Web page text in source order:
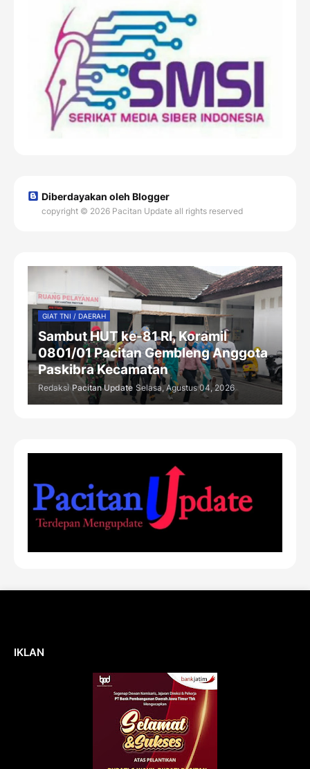
Diberdayakan oleh Blogger
copyright © 2026 Pacitan Update all rights reserved
GIAT TNI / DAERAH
Sambut HUT ke-81 RI, Koramil
0801/01 Pacitan Gembleng Anggota
Paskibra Kecamatan
Redaksi Pacitan Update Selasa, Agustus 04, 2026
IKLAN